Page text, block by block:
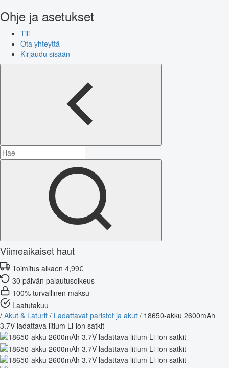
Ohje ja asetukset
Tili
Ota yhteyttä
Kirjaudu sisään
Viimeaikaiset haut
Toimitus alkaen 4,99€
30 päivän palautusoikeus
100% turvallinen maksu
Laatutakuu
/ Akut & Laturit / Ladattavat paristot ja akut / 18650-akku 2600mAh
3.7V ladattava litium Li-ion satkit